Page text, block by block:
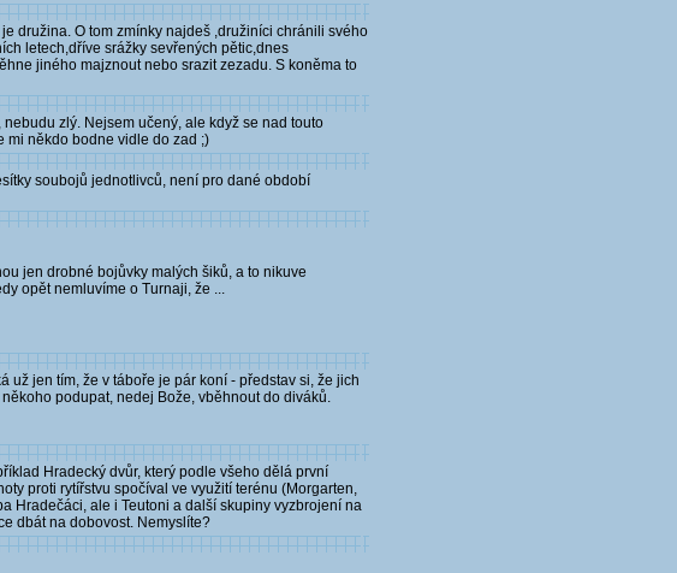
družina. O tom zmínky najdeš ,družiníci chránili svého
letech,dříve srážky sevřených pětic,dnes
jiného majznout nebo srazit zezadu. S koněma to
zlý. Nejsem učený, ale když se nad touto
mi někdo bodne vidle do zad ;)
soubojů jednotlivců, není pro dané období
jen drobné bojůvky malých šiků, a to nikuve
opět nemluvíme o Turnaji, že ...
jen tím, že v táboře je pár koní - představ si, že jich
podupat, nedej Bože, vběhnout do diváků.
Hradecký dvůr, který podle všeho dělá první
proti rytířstvu spočíval ve využití terénu (Morgarten,
Hradečáci, ale i Teutoni a další skupiny vyzbrojení na
dbát na dobovost. Nemyslíte?